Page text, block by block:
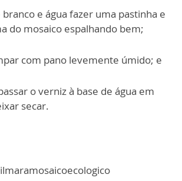
e água fazer uma pastinha e
do mosaico espalhando bem;
com pano levemente úmido; e
o verniz à base de água em
secar.